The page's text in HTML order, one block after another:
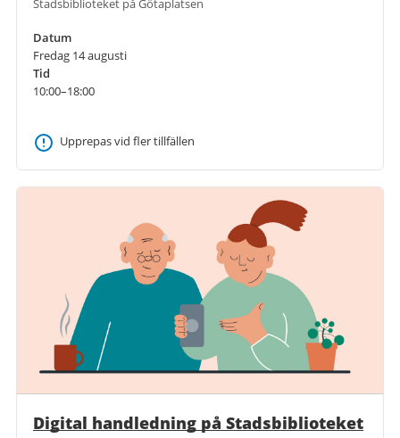
Stadsbiblioteket på Götaplatsen
Datum
Fredag 14 augusti
Tid
10:00–18:00
Upprepas vid fler tillfällen
Digital handledning på Stadsbiblioteket